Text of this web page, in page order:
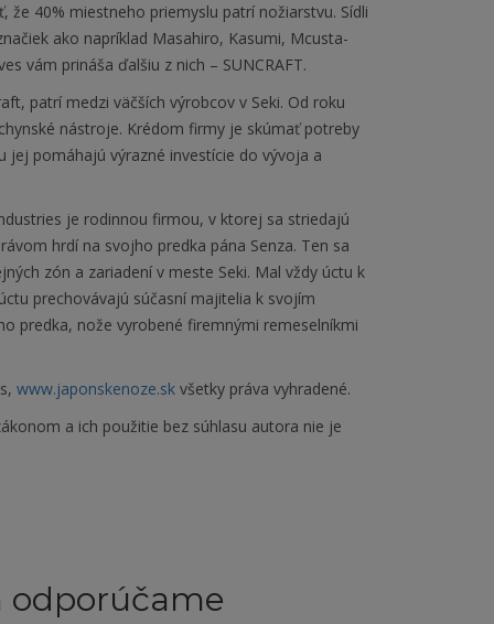
že 40% miestneho priemyslu patrí nožiarstvu. Sídli
ako napríklad Masahiro, Kasumi, Mcusta-
vám prináša ďalšiu z nich – SUNCRAFT.
patrí medzi väčších výrobcov v Seki. Od roku
nástroje. Krédom firmy je skúmať potreby
jej pomáhajú výrazné investície do vývoja a
je rodinnou firmou, v ktorej sa striedajú
hrdí na svojho predka pána Senza. Ten sa
zón a zariadení v meste Seki. Mal vždy úctu k
prechovávajú súčasní majitelia k svojím
predka, nože vyrobené firemnými remeselníkmi
www.japonskenoze.skvšetky práva vyhradené.
a ich použitie bez súhlasu autora nie je